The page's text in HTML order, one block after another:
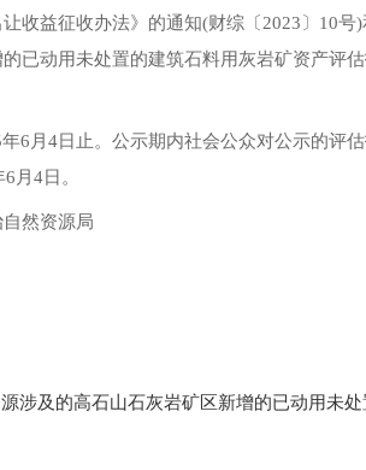
收益征收办法》的通知(财综〔2023〕10
已动用未处置的建筑石料用灰岩矿资产评
6月4日止 。 公示期内社会公众对公示的评
月4日 。
然资源局
涉及的高石山石灰岩矿区新增的已动用未